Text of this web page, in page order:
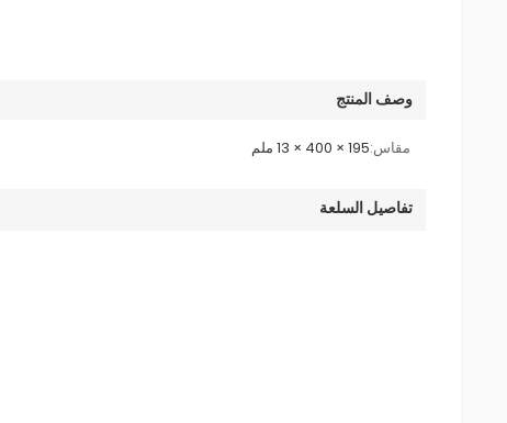
وصف المنتج
مقاس:195 × 400 × 13 ملم
تفاصيل السلعة